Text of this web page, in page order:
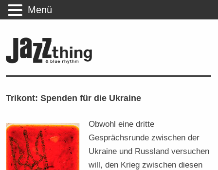
Trikont: Spenden für die Ukraine
Obwohl eine dritte
Gesprächsrunde zwischen der
Ukraine und Russland versuchen
will, den Krieg zwischen diesen
Menü